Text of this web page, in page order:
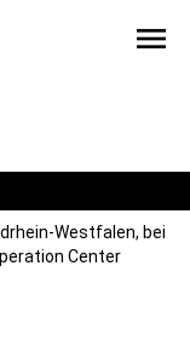
menu
Westfalen, bei
Center